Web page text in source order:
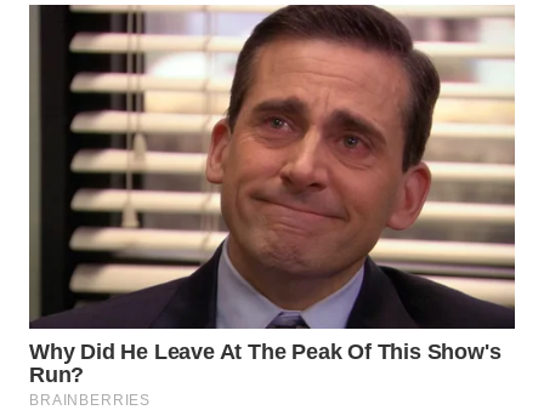
TAPANULI
SELATAN
TANJUNG
LESUNG
WN
KARO
WN
SIMALUNGUN
WN